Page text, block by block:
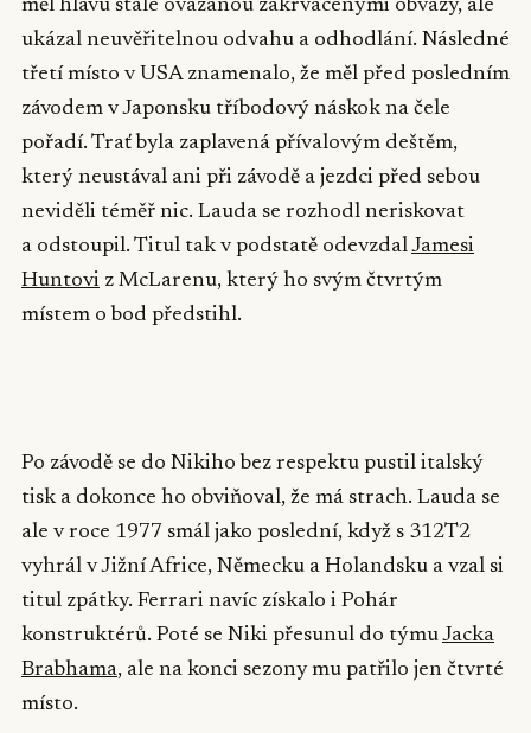
měl hlavu stále ovázanou zakrvácenými obvazy, ale
ukázal neuvěřitelnou odvahu a odhodlání. Následné
třetí místo v USA znamenalo, že měl před posledním
závodem v Japonsku tříbodový náskok na čele
pořadí. Trať byla zaplavená přívalovým deštěm,
který neustával ani při závodě a jezdci před sebou
neviděli téměř nic. Lauda se rozhodl neriskovat
a odstoupil. Titul tak v podstatě odevzdalJamesi
Huntovi z McLarenu, který ho svým čtvrtým
místem o bod předstihl.
Po závodě se do Nikiho bez respektu pustil italský
tisk a dokonce ho obviňoval, že má strach. Lauda se
ale v roce 1977 smál jako poslední, když s 312T2
vyhrál v Jižní Africe, Německu a Holandsku a vzal si
titul zpátky. Ferrari navíc získalo i Pohár
konstruktérů. Poté se Niki přesunul do týmuJacka
Brabhama, ale na konci sezony mu patřilo jen čtvrté
místo.